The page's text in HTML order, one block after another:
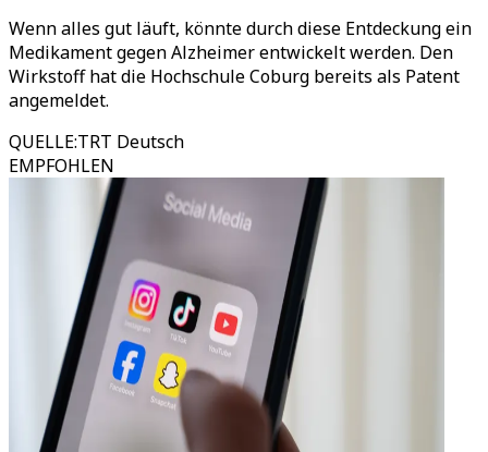
Wenn alles gut läuft, könnte durch diese Entdeckung ein
Medikament gegen Alzheimer entwickelt werden. Den
Wirkstoff hat die Hochschule Coburg bereits als Patent
angemeldet.
QUELLE:TRT Deutsch
EMPFOHLEN